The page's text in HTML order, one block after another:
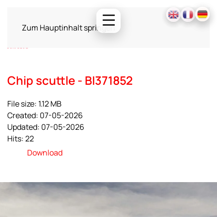
Zum Hauptinhalt springen
Chip scuttle - BI371852
File size: 1.12 MB
Created: 07-05-2026
Updated: 07-05-2026
Hits: 22
Download